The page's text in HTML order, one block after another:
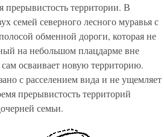
прерывистость территории. В
семей северного лесного муравья с
обменной дороги, которая не
на небольшом плацдарме вне
осваивает новую территорию.
с расселением вида и не ущемляет
прерывистость территорий
семьи.